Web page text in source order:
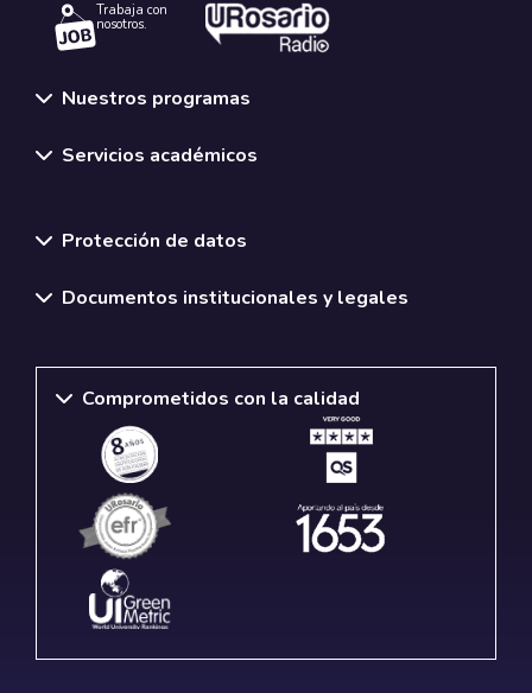
Trabaja con
nosotros.
Nuestros programas
Servicios académicos
Protección de datos
Documentos institucionales y legales
Comprometidos con la calidad